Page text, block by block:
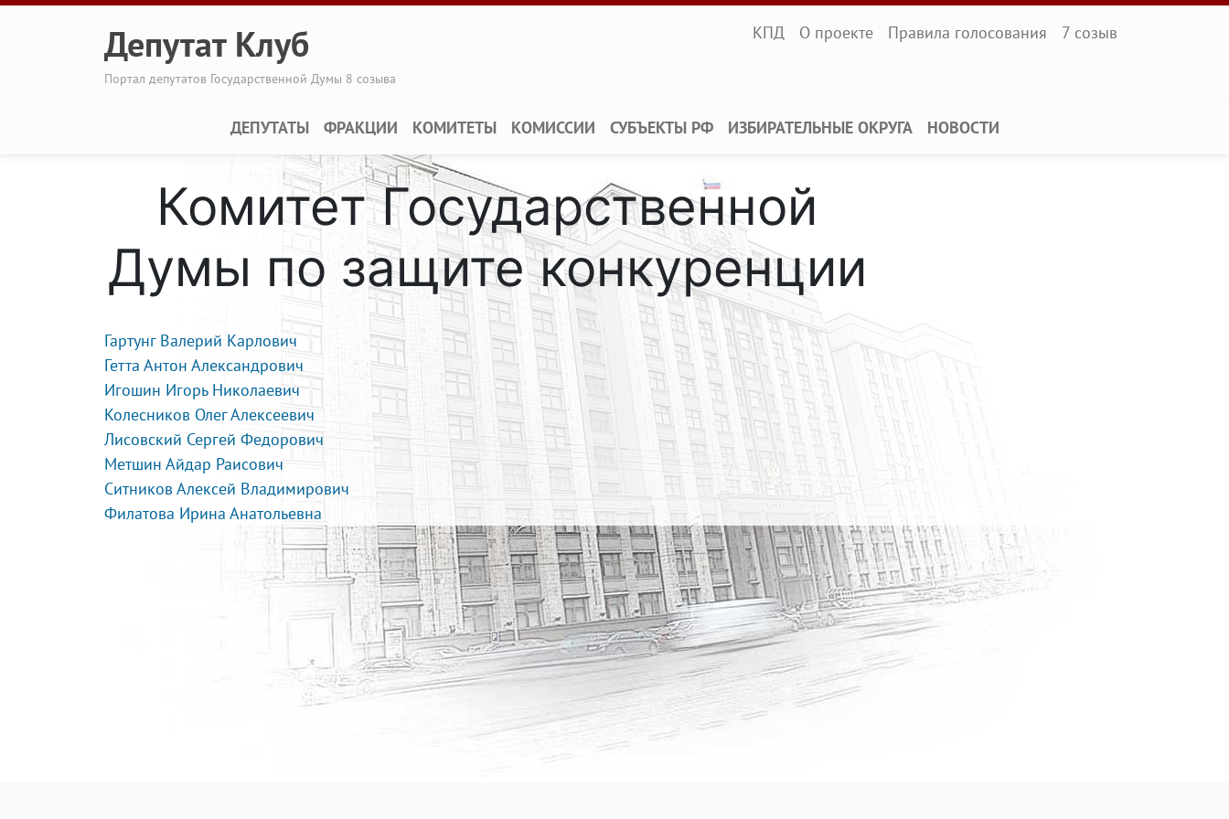
Перейти к основному содержанию
Депутат Клуб
Портал депутатов Государственной Думы 8 созыва
Infopanel
КПД О проекте Правила голосования 7 созыв
Main navigation
ДЕПУТАТЫ ФРАКЦИИ КОМИТЕТЫ КОМИССИИ СУБЪЕКТЫ РФ ИЗБИРАТЕЛЬНЫЕ ОКРУГА НОВОСТИ
Комитет Государственной
Думы по защите конкуренции
Гартунг Валерий Карлович
Гетта Антон Александрович
Игошин Игорь Николаевич
Колесников Олег Алексеевич
Лисовский Сергей Федорович
Метшин Айдар Раисович
Ситников Алексей Владимирович
Филатова Ирина Анатольевна